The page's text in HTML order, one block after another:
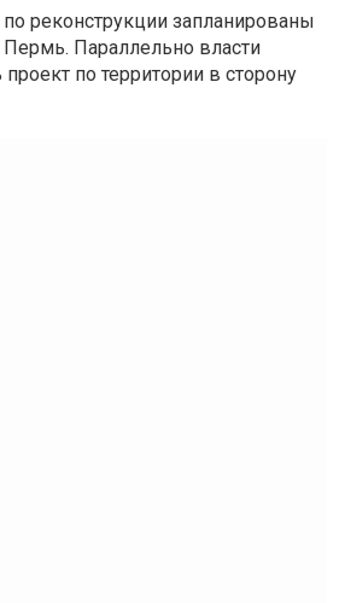
реконструкции запланированы
Пермь. Параллельно власти
по территории в сторону